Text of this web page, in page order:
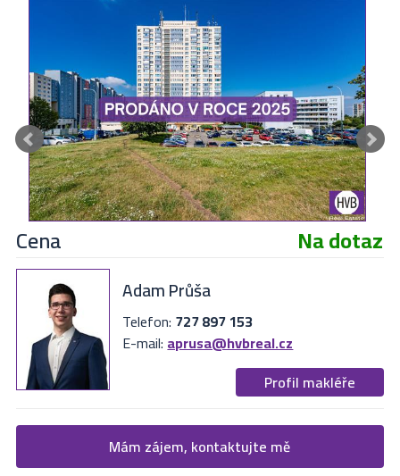
Cena Na dotaz
Adam Průša
Telefon: 727 897 153
E-mail:aprusa@hvbreal.cz
Profil makléře
Žádost o více informací
Mám zájem, kontaktujte mě